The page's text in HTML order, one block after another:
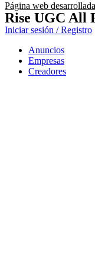
Página web
Rise UGC All
Iniciar sesión / Registro
Anuncios
Empresas
Creadores